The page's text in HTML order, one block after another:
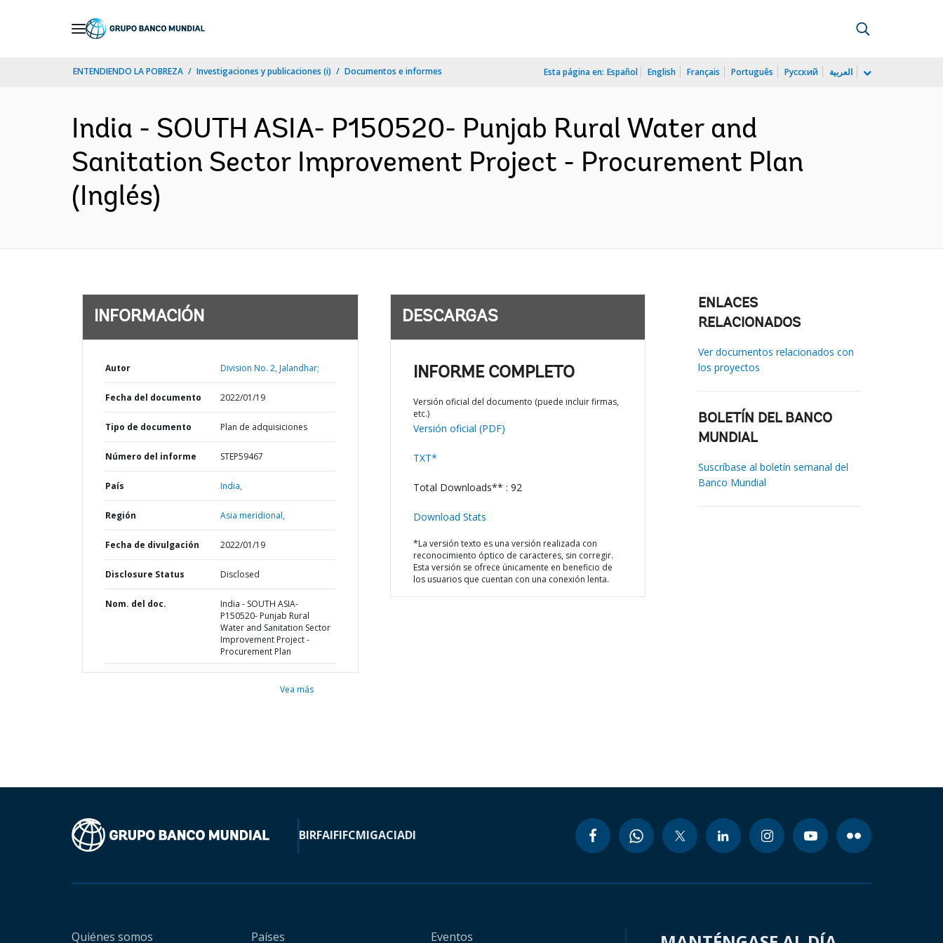
ENTENDIENDO LA POBREZA Investigaciones y publicaciones (i) Documentos e informes Esta página en: Español English Français Português Русский العربية
India - SOUTH ASIA- P150520- Punjab Rural Water and
Sanitation Sector Improvement Project - Procurement Plan
(Inglés)
INFORMACIÓN
Autor Division No. 2, Jalandhar;
Fecha del documento 2022/01/19
Tipo de documento Plan de adquisiciones
Número del informe STEP59467
País India,
Región Asia meridional,
Fecha de divulgación 2022/01/19
Disclosure Status Disclosed
Nom. del doc.
India - SOUTH ASIA-
P150520- Punjab Rural
Water and Sanitation Sector
Improvement Project -
Procurement Plan
Vea más
DESCARGAS
INFORME COMPLETO
Versión oficial del documento (puede incluir firmas,
etc.)
Versión oficial (PDF)
TXT*
Total Downloads** : 92
Download Stats
*La versión texto es una versión realizada con
reconocimiento óptico de caracteres, sin corregir.
Esta versión se ofrece únicamente en beneficio de
los usuarios que cuentan con una conexión lenta.
ENLACES
RELACIONADOS
Ver documentos relacionados con
los proyectos
BOLETÍN DEL BANCO
MUNDIAL
Suscríbase al boletín semanal del
Banco Mundial
BIRFAIFIFCMIGACIADI
Quiénes somos Países Eventos